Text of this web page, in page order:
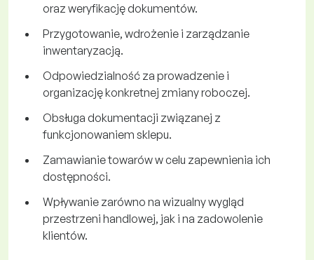
oraz weryfikację dokumentów.
Przygotowanie, wdrożenie i zarządzanie
inwentaryzacją.
Odpowiedzialność za prowadzenie i
organizację konkretnej zmiany roboczej.
Obsługa dokumentacji związanej z
funkcjonowaniem sklepu.
Zamawianie towarów w celu zapewnienia ich
dostępności.
Wpływanie zarówno na wizualny wygląd
przestrzeni handlowej, jak i na zadowolenie
klientów.